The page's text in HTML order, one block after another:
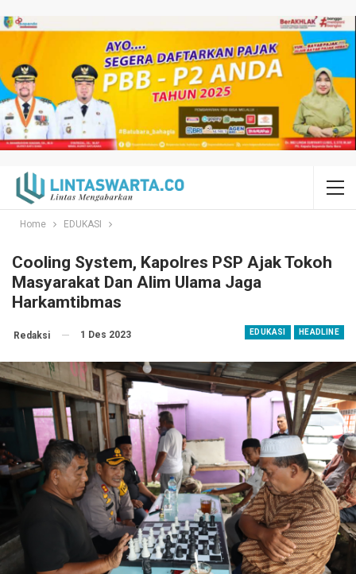
Home EDUKASI
Cooling System, Kapolres PSP Ajak Tokoh
Masyarakat Dan Alim Ulama Jaga
Harkamtibmas
EDUKASI HEADLINE
Redaksi 1 Des 2023